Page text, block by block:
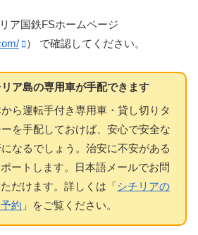
ア国鉄FSホームページ
） で確認してください。
ア島の専用車が手配できます
から運転手付き専用車・貸し切りタ
ーを手配しておけば、安心で安全な
なるでしょう。治安に不安がある
ートします。日本語メールでお問
だけます。詳しくは「 シチリアの
約 」をご覧ください。